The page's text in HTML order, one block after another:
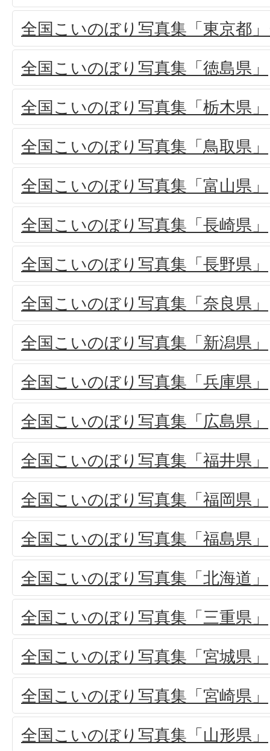
全国こいのぼり写真集「東京都
全国こいのぼり写真集「徳島県」
全国こいのぼり写真集「栃木県」
全国こいのぼり写真集「鳥取県」
全国こいのぼり写真集「富山県」
全国こいのぼり写真集「長崎県」
全国こいのぼり写真集「長野県」
全国こいのぼり写真集「奈良県」
全国こいのぼり写真集「新潟県」
全国こいのぼり写真集「兵庫県」
全国こいのぼり写真集「広島県」
全国こいのぼり写真集「福井県」
全国こいのぼり写真集「福岡県」
全国こいのぼり写真集「福島県」
全国こいのぼり写真集「北海道」
全国こいのぼり写真集「三重県」
全国こいのぼり写真集「宮城県」
全国こいのぼり写真集「宮崎県」
全国こいのぼり写真集「山形県」